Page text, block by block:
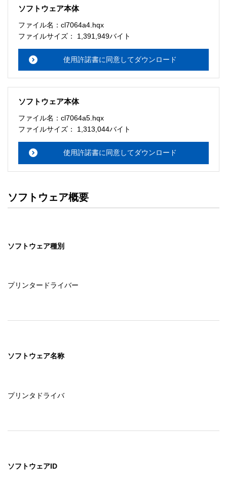
ソフトウェア本体
ファイル名：cl7064a4.hqx
ファイルサイズ： 1,391,949バイト
使用許諾書に同意してダウンロード
ソフトウェア本体
ファイル名：cl7064a5.hqx
ファイルサイズ： 1,313,044バイト
使用許諾書に同意してダウンロード
ソフトウェア概要
ソフトウェア種別
プリンタードライバー
ソフトウェア名称
プリンタドライバ
ソフトウェアID